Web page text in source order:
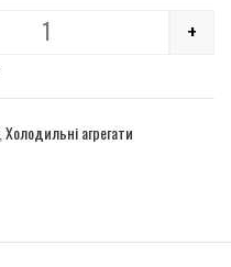
Quantity +
Холодильні агрегати